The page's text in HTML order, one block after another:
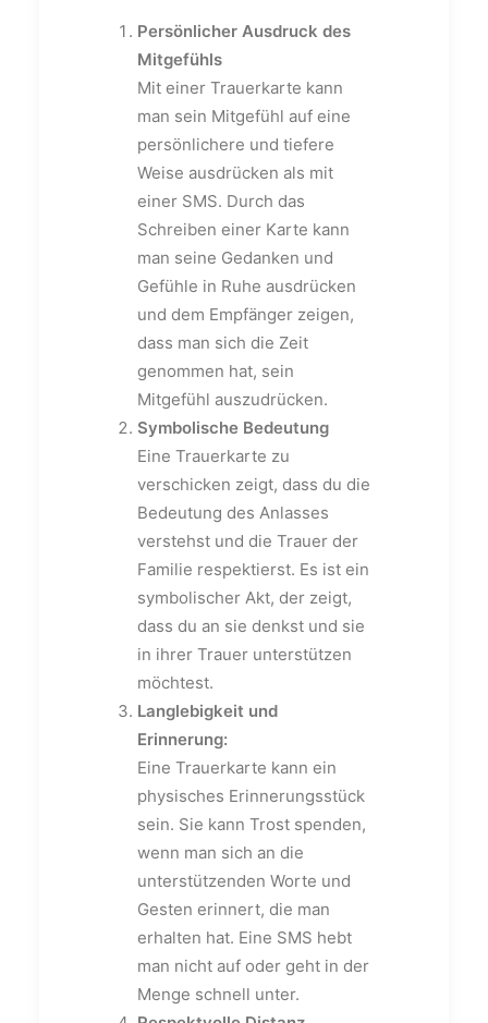
Persönlicher Ausdruck des
Mitgefühls
Mit einer Trauerkarte kann
man sein Mitgefühl auf eine
persönlichere und tiefere
Weise ausdrücken als mit
einer SMS. Durch das
Schreiben einer Karte kann
man seine Gedanken und
Gefühle in Ruhe ausdrücken
und dem Empfänger zeigen,
dass man sich die Zeit
genommen hat, sein
Mitgefühl auszudrücken.
Symbolische Bedeutung
Eine Trauerkarte zu
verschicken zeigt, dass du die
Bedeutung des Anlasses
verstehst und die Trauer der
Familie respektierst. Es ist ein
symbolischer Akt, der zeigt,
dass du an sie denkst und sie
in ihrer Trauer unterstützen
möchtest.
Langlebigkeit und
Erinnerung:
Eine Trauerkarte kann ein
physisches Erinnerungsstück
sein. Sie kann Trost spenden,
wenn man sich an die
unterstützenden Worte und
Gesten erinnert, die man
erhalten hat. Eine SMS hebt
man nicht auf oder geht in der
Menge schnell unter.